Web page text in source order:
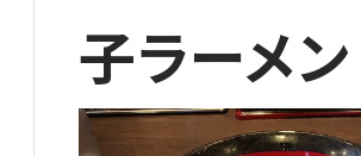
子ラーメン